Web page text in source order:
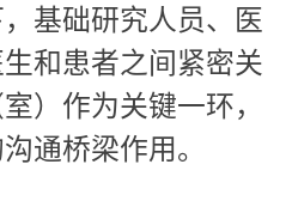
基础研究人员、医
和患者之间紧密关
）作为关键一环，
通桥梁作用。